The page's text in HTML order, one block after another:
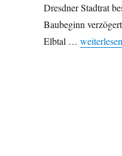
Dresdner Stadtrat
Baubeginn
Elbtal … weiterlesen